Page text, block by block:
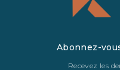
Abonnez-
Recevez les